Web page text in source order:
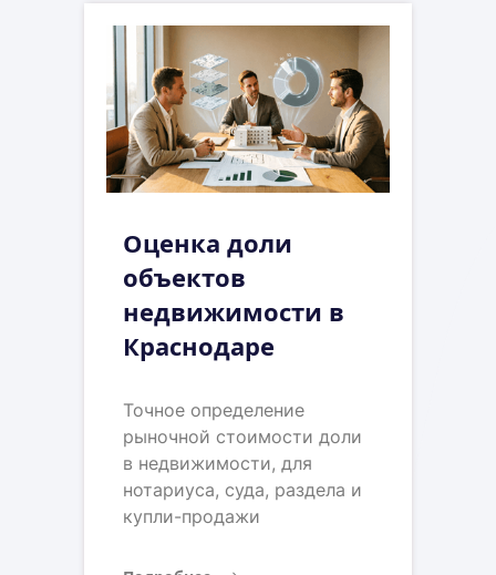
Оценка доли
объектов
недвижимости в
Краснодаре
Точное определение
рыночной стоимости доли
в недвижимости, для
нотариуса, суда, раздела и
купли-продажи